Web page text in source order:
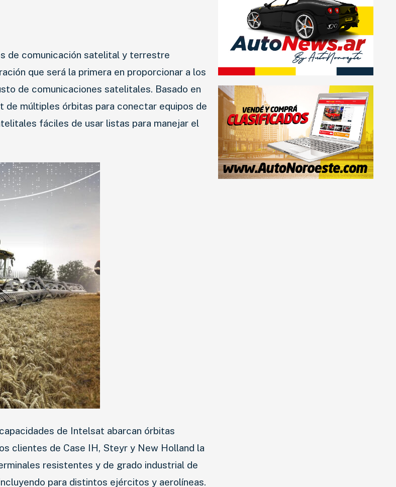
de comunicación satelital y terrestre
que será la primera en proporcionar a los
de comunicaciones satelitales. Basado en
de múltiples órbitas para conectar equipos de
fáciles de usar listas para manejar el
de Intelsat abarcan órbitas
clientes de Case IH, Steyr y New Holland la
resistentes y de grado industrial de
para distintos ejércitos y aerolíneas.